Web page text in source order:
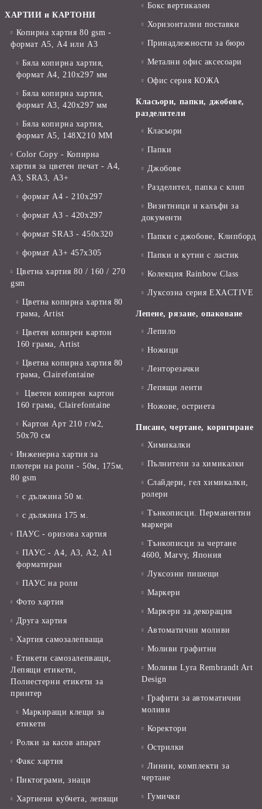
ХАРТИИ и КАРТОНИ
Копирна хартия 80 gsm -
формат А5, А4 или А3
Бяла копирна хартия,
формат А4, 210x297 мм
Бяла копирна хартия,
формат А3, 420x297 мм
Бяла копирна хартия,
формат А5, 148X210 ММ
Color Copy - Копирна
хартия за цветен печат - А4,
А3, SRA3, А3+
формат А4 - 210x297
формат А3 - 420x297
формат SRA3 - 450x320
формат А3+ 457x305
Цветна хартия 80 / 160 / 270
gsm
Цветна копирна хартия 80
грама, Artist
Цветен копирен картон
160 грама, Artist
Цветна копирна хартия 80
грама, Clairefontaine
Цветен копирен картон
160 грама, Clairefontaine
Картон Арт 210 г/м2,
50х70 см
Инженерна хартия за
плотери на роли - 50м, 175м,
80 gsm
с дължина 50 м.
с дължина 175 м.
ПАУС - оризова хартия
ПАУС - А4, А3, А2, А1
форматиран
ПАУС на роли
Фото хартия
Друга хартия
Хартия самозалепваща
Етикети самозалепващи,
Лепящи етикети,
Полиестерни етикети за
принтер
Маркиращи клещи за
етикети
Ролки за касов апарат
Факс хартия
Пиктограми, знаци
Хартиени кубчета, лепящи
Бокс вертикален
Хоризонтални поставки
Принадлежности за бюро
Метални офис аксесоари
Офис серия КОЖА
Класьори, папки, джобове,
разделители
Класьори
Папки
Джобове
Разделител, папка с клип
Визитници и калъфи за
документи
Папки с джобове, Клипборд
Папки и кутии с ластик
Колекция Rainbow Class
Луксозна серия EXACTIVE
Лепене, рязане, опаковане
Лепило
Ножици
Ленторезачки
Лепящи ленти
Ножове, остриета
Писане, чертане, коригиране
Химикалки
Пълнители за химикалки
Слайдери, гел химикалки,
ролери
Тънкописци. Перманентни
маркери
Тънкописци за чертане
4600, Marvy, Япония
Луксозни пишещи
Маркери
Маркери за декорация
Автоматични моливи
Моливи графитни
Моливи Lyra Rembrandt Art
Design
Графити за автоматични
моливи
Коректори
Острилки
Линии, комплекти за
чертане
Гумички